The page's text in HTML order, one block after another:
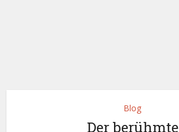
Blog
Der berühmte